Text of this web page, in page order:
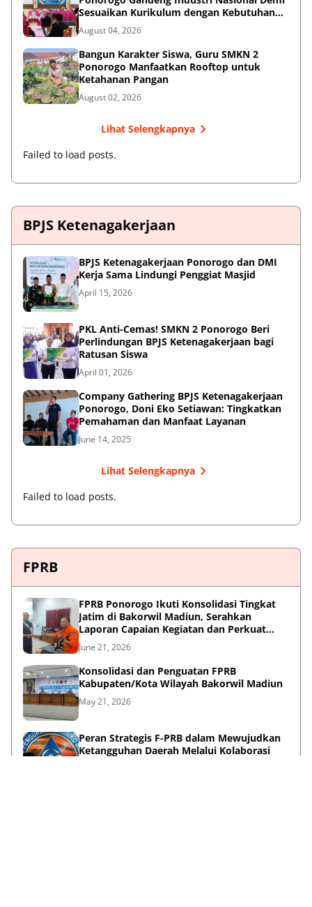
Sesuaikan Kurikulum dengan Kebutuhan
Dunia Kerja
August 04, 2026
Bangun Karakter Siswa, Guru SMKN 2
Ponorogo Manfaatkan Rooftop untuk
Ketahanan Pangan
August 02, 2026
Lihat Selengkapnya
Failed to load posts.
BPJS Ketenagakerjaan
BPJS Ketenagakerjaan Ponorogo dan DMI
Kerja Sama Lindungi Penggiat Masjid
April 15, 2026
PKL Anti-Cemas! SMKN 2 Ponorogo Beri
Perlindungan BPJS Ketenagakerjaan bagi
Ratusan Siswa
April 01, 2026
Company Gathering BPJS Ketenagakerjaan
Ponorogo, Doni Eko Setiawan: Tingkatkan
Pemahaman dan Manfaat Layanan
June 14, 2025
Lihat Selengkapnya
Failed to load posts.
FPRB
FPRB Ponorogo Ikuti Konsolidasi Tingkat
Jatim di Bakorwil Madiun, Serahkan
Laporan Capaian Kegiatan dan Perkuat
Sinergi Pentahelix
June 21, 2026
Konsolidasi dan Penguatan FPRB
Kabupaten/Kota Wilayah Bakorwil Madiun
May 21, 2026
Peran Strategis F-PRB dalam Mewujudkan
Ketangguhan Daerah Melalui Kolaborasi